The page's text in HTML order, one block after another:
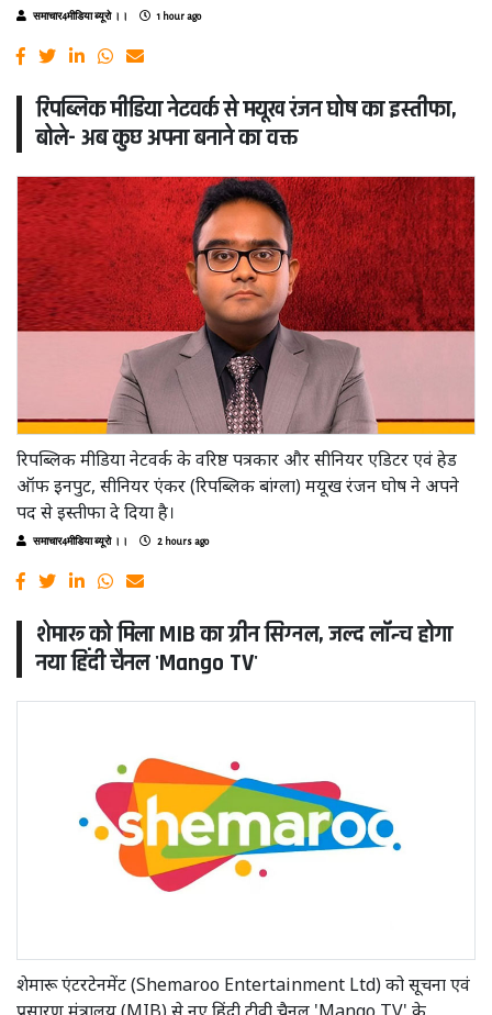
समाचार4मीडिया ब्यूरो ।। 1 hour ago
रिपब्लिक मीडिया नेटवर्क से मयूख रंजन घोष का इस्तीफा,
बोले- अब कुछ अपना बनाने का वक्त
रिपब्लिक मीडिया नेटवर्क के वरिष्ठ पत्रकार और सीनियर एडिटर एवं हेड
ऑफ इनपुट, सीनियर एंकर (रिपब्लिक बांग्ला) मयूख रंजन घोष ने अपने
पद से इस्तीफा दे दिया है।
समाचार4मीडिया ब्यूरो ।। 2 hours ago
शेमारू को मिला MIB का ग्रीन सिग्नल, जल्द लॉन्च होगा
नया हिंदी चैनल 'Mango TV'
शेमारू एंटरटेनमेंट (Shemaroo Entertainment Ltd) को सूचना एवं